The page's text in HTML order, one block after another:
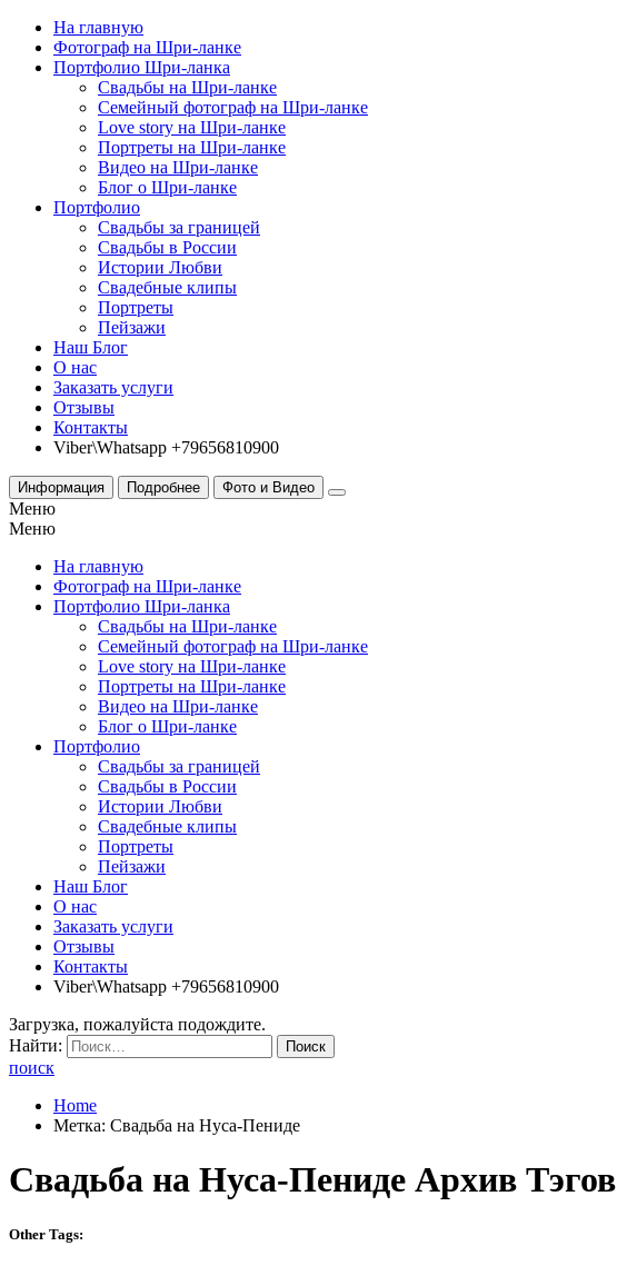
На главную
Фотограф на Шри-ланке
Портфолио Шри-ланка
Свадьбы на Шри-ланке
Семейный фотограф на Шри-ланке
Love story на Шри-ланке
Портреты на Шри-ланке
Видео на Шри-ланке
Блог о Шри-ланке
Портфолио
Свадьбы за границей
Свадьбы в России
Истории Любви
Свадебные клипы
Портреты
Пейзажи
Наш Блог
О нас
Заказать услуги
Отзывы
Контакты
Viber\Whatsapp +79656810900
Информация Подробнее Фото и Видео
Меню
Меню
На главную
Фотограф на Шри-ланке
Портфолио Шри-ланка
Свадьбы на Шри-ланке
Семейный фотограф на Шри-ланке
Love story на Шри-ланке
Портреты на Шри-ланке
Видео на Шри-ланке
Блог о Шри-ланке
Портфолио
Свадьбы за границей
Свадьбы в России
Истории Любви
Свадебные клипы
Портреты
Пейзажи
Наш Блог
О нас
Заказать услуги
Отзывы
Контакты
Viber\Whatsapp +79656810900
Загрузка, пожалуйста подождите.
Найти:
поиск
Home
Метка: Свадьба на Нуса-Пениде
Свадьба на Нуса-Пениде Архив Тэгов
Other Tags: